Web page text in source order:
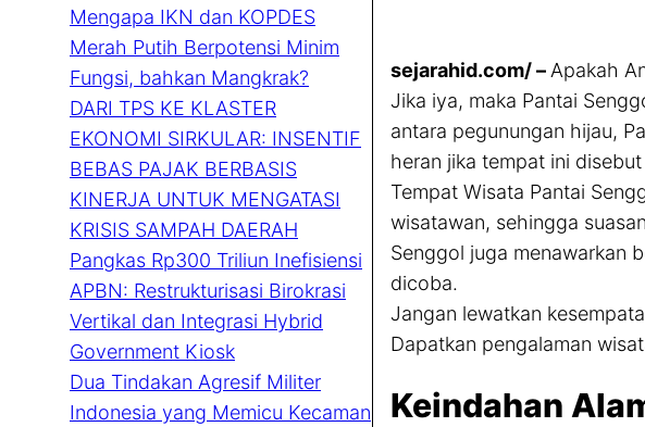
Mengapa IKN dan KOPDES
Merah Putih Berpotensi Minim
Fungsi, bahkan Mangkrak?
DARI TPS KE KLASTER
EKONOMI SIRKULAR: INSENTIF
BEBAS PAJAK BERBASIS
KINERJA UNTUK MENGATASI
KRISIS SAMPAH DAERAH
Pangkas Rp300 Triliun Inefisiensi
APBN: Restrukturisasi Birokrasi
Vertikal dan Integrasi Hybrid
Government Kiosk
Dua Tindakan Agresif Militer
Indonesia yang Memicu Kecaman
sejarahid.com/ –Apakah
Jika iya, maka Pantai
antara pegunungan hijau,
heran jika tempat ini
Tempat Wisata Pantai
wisatawan, sehingga
Senggol juga menawarkan
dicoba.
Jangan lewatkan
Dapatkan pengalaman
Keindahan